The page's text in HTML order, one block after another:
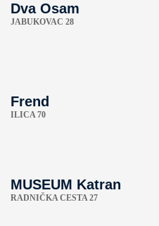
Dva Osam
JABUKOVAC 28
Frend
ILICA 70
MUSEUM Katran
RADNIČKA CESTA 27